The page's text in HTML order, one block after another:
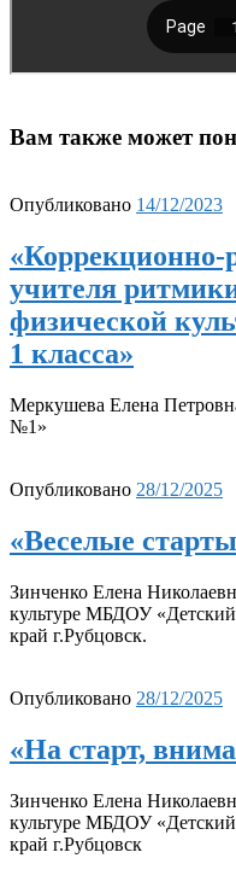
Вам также может
Опубликовано 14/12/2023
«Коррекционно-
учителя
физической
1 класса»
Меркушева Елена
№1»
Опубликовано 28/12/2025
«Веселые
Зинченко Елена
культуре МБДОУ
край г.Рубцовск.
Опубликовано 28/12/2025
«На старт,
Зинченко Елена
культуре МБДОУ
край г.Рубцовск